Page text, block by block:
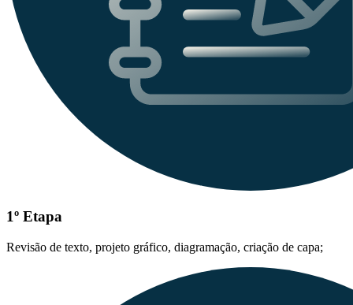
1º Etapa
Revisão de texto, projeto gráfico, diagramação, criação de capa;